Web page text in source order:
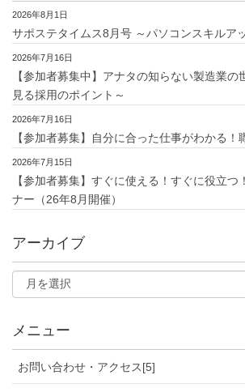
2026年8月1日
サポステタイムス8月号 ～パソコンスキルア
2026年7月16日
【参加者募集中】アナタの知らない製造業の
見る採用のポイント～
2026年7月16日
【参加者募集】自分に合った仕事がわかる！
2026年7月15日
【参加者募集】すぐに使える！すぐに役立つ
ナー（26年8月開催）
アーカイブ
メニュー
お問い合わせ・アクセス[5]